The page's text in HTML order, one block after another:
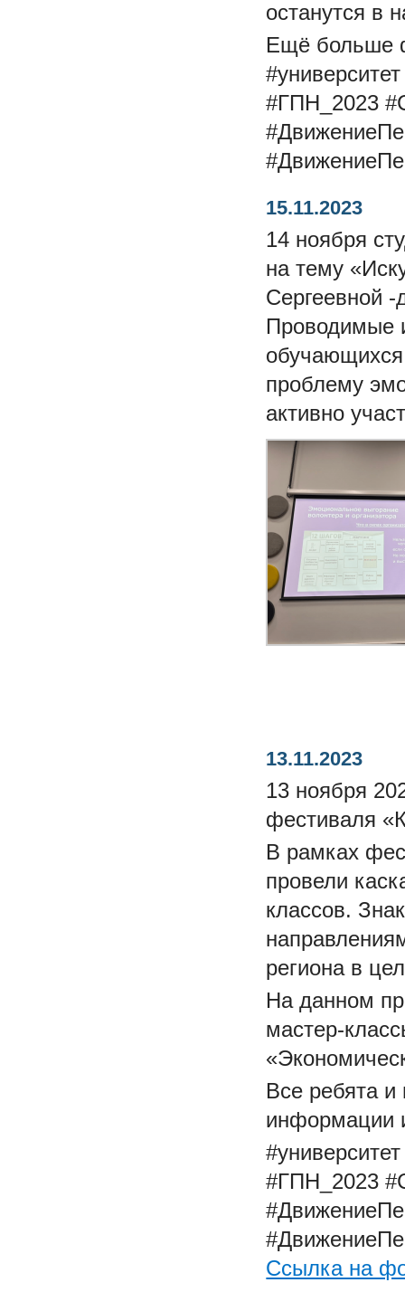
останутся в
Ещё больше
#университет
#ГПН_2023
15.11.2023
14 ноября
на тему
Сергеевной -
Проводимые
обучающихся
проблему
активно
13.11.2023
13 ноября
фестиваля
В рамках
провели
классов.
региона в
На данном
мастер-
Все ребята и
информации
#университет
#ГПН_2023
Ссылка на